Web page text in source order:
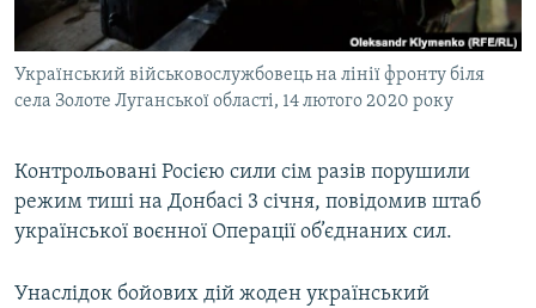
КРИМ РЕАЛІЇ
РУС
КТАТ
ДОЛУЧАЙСЯ!
Український військовослужбовець на лінії фронту біля
села Золоте Луганської області, 14 лютого 2020 року
Контрольовані Росією сили сім разів порушили
режим тиші на Донбасі 3 січня, повідомив штаб
української воєнної Операції об’єднаних сил.
Унаслідок бойових дій жоден український